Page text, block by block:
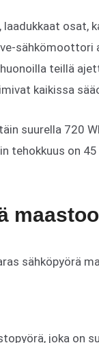
osat,
sähkömoottori
teillä
kaikissa
suurella 720
tehokkuus on
joka on